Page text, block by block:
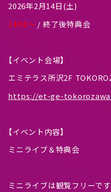
2026年2月14日(土)
14:00〜 / 終了後特典会
【イベント会場】
エミテラス所沢2F
https://et-ge-
【イベント内容】
ミニライブ＆特典会
ミニライブは観覧フリーで